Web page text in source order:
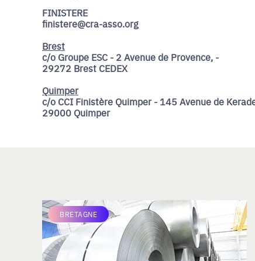
FINISTERE
finistere@cra-asso.org
Brest
c/o Groupe ESC - 2 Avenue de Provence, -
29272 Brest CEDEX
Quimper
c/o CCI Finistère Quimper - 145 Avenue de
29000 Quimper
BRETAGNE